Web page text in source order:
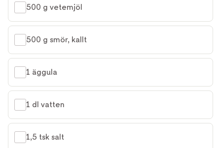
500 g vetemjöl
500 g smör, kallt
1 äggula
1 dl vatten
1,5 tsk salt